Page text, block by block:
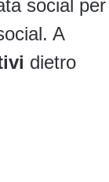
social per
A
dietro